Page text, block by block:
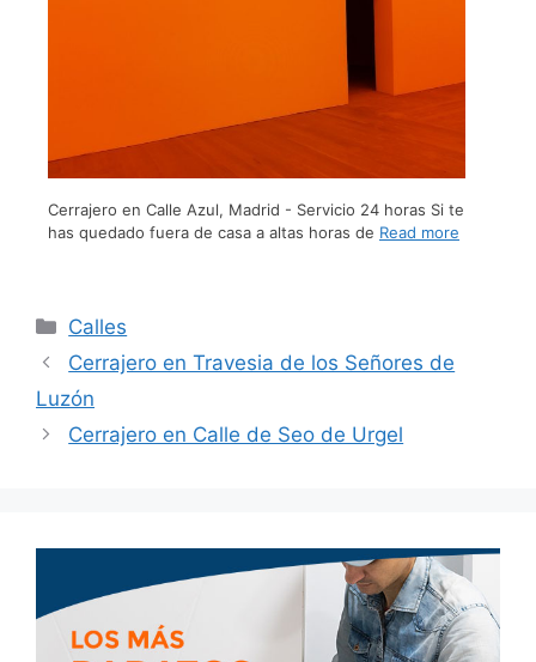
Cerrajero en Calle Azul, Madrid - Servicio 24 horas Si te
has quedado fuera de casa a altas horas de Read more
Calles
Cerrajero en Travesia de los Señores de
Luzón
Cerrajero en Calle de Seo de Urgel